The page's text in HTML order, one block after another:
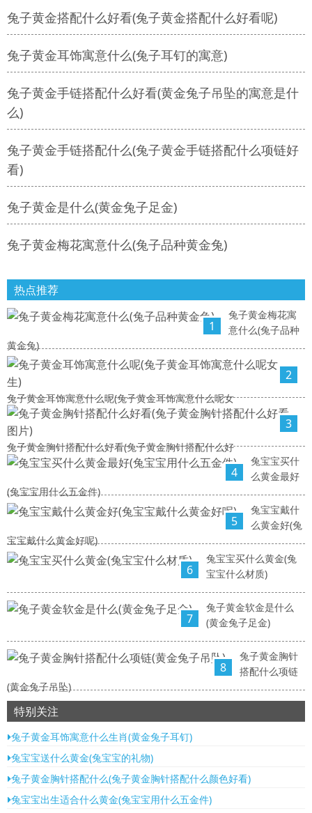
兔子黄金搭配什么好看(兔子黄金搭配什么好看呢)
兔子黄金耳饰寓意什么(兔子耳钉的寓意)
兔子黄金手链搭配什么好看(黄金兔子吊坠的寓意是什
么)
兔子黄金手链搭配什么(兔子黄金手链搭配什么项链好
看)
兔子黄金是什么(黄金兔子足金)
兔子黄金梅花寓意什么(兔子品种黄金兔)
热点推荐
1
兔子黄金梅花寓
意什么(兔子品种
黄金兔)
2
兔子黄金耳饰寓意什么呢(兔子黄金耳饰寓意什么呢女
3
兔子黄金胸针搭配什么好看(兔子黄金胸针搭配什么好
4
兔宝宝买什
么黄金最好
(兔宝宝用什么五金件)
5
兔宝宝戴什
么黄金好(兔
宝宝戴什么黄金好呢)
6
兔宝宝买什么黄金(兔
宝宝什么材质)
7
兔子黄金软金是什么
(黄金兔子足金)
8
兔子黄金胸针
搭配什么项链
(黄金兔子吊坠)
特别关注
兔子黄金耳饰寓意什么生肖(黄金兔子耳钉)
兔宝宝送什么黄金(兔宝宝的礼物)
兔子黄金胸针搭配什么(兔子黄金胸针搭配什么颜色好看)
兔宝宝出生适合什么黄金(兔宝宝用什么五金件)